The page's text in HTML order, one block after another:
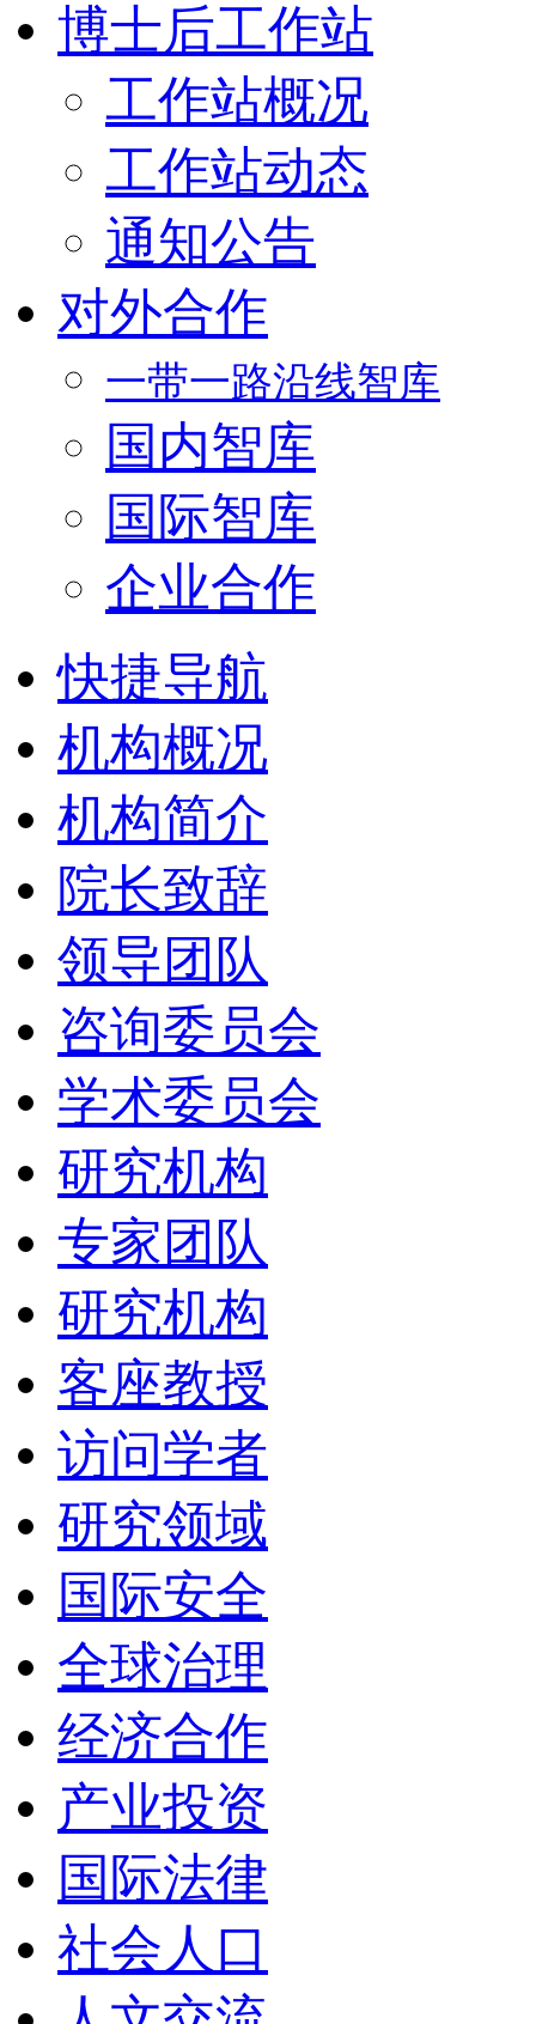
博士后工作站
工作站概况
工作站动态
通知公告
对外合作
一带一路沿线智库
国内智库
国际智库
企业合作
快捷导航
机构概况
机构简介
院长致辞
领导团队
咨询委员会
学术委员会
研究机构
专家团队
研究机构
客座教授
访问学者
研究领域
国际安全
全球治理
经济合作
产业投资
国际法律
社会人口